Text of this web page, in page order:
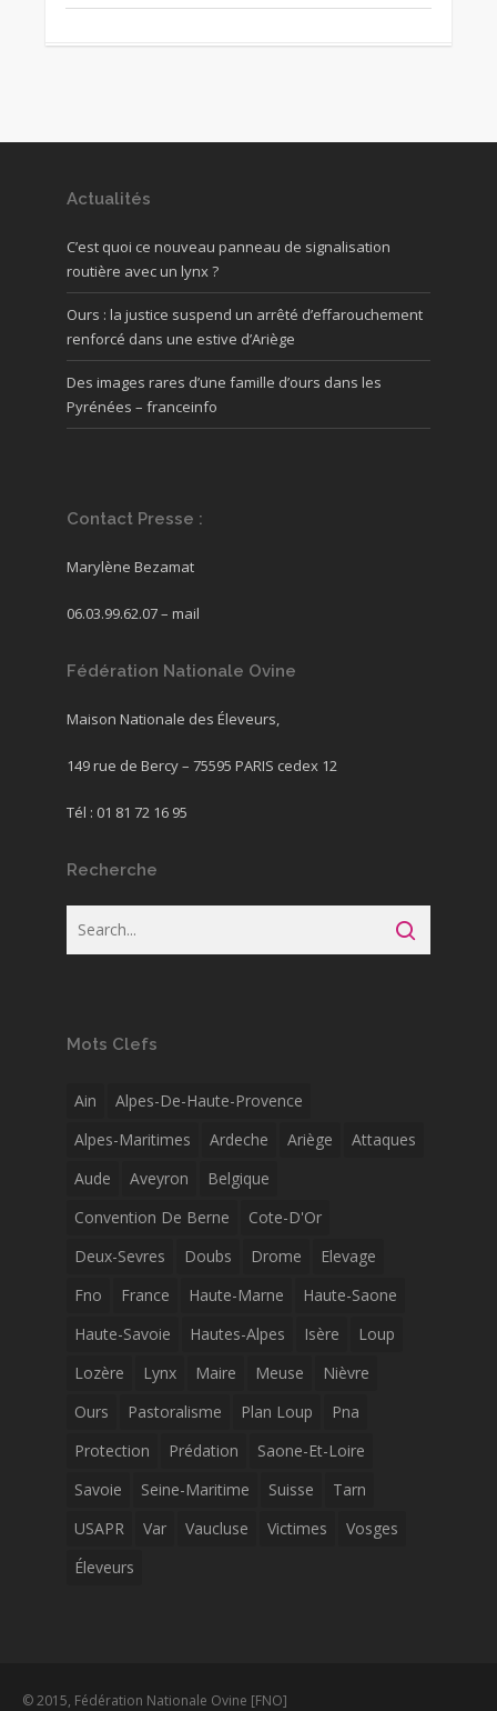
Actualités
C’est quoi ce nouveau panneau de signalisation
routière avec un lynx ?
Ours : la justice suspend un arrêté d’effarouchement
renforcé dans une estive d’Ariège
Des images rares d’une famille d’ours dans les
Pyrénées – franceinfo
Contact Presse :
Marylène Bezamat
06.03.99.62.07 – mail
Fédération Nationale Ovine
Maison Nationale des Éleveurs,
149 rue de Bercy – 75595 PARIS cedex 12
Tél : 01 81 72 16 95
Recherche
Mots Clefs
Ain
Alpes-De-Haute-Provence
Alpes-Maritimes
Ardeche Ariège
Attaques
Aude
Aveyron
Belgique
Convention De Berne
Cote-D'Or
Deux-Sevres
Doubs Drome
Elevage
Fno
France Haute-Marne
Haute-Saone
Haute-Savoie
Hautes-Alpes Isère
Loup
Lozère
Lynx Maire Meuse
Nièvre
Ours
Pastoralisme Plan Loup
Pna
Protection
Prédation
Saone-Et-Loire
Savoie
Seine-Maritime Suisse
Tarn
USAPR
Var Vaucluse Victimes
Vosges
Éleveurs
© 2015, Fédération Nationale Ovine [FNO]